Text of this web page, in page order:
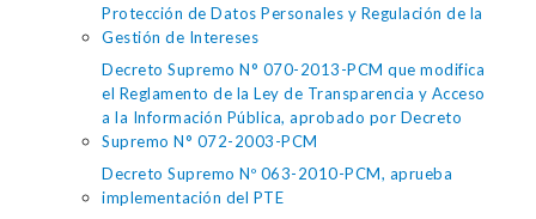
Protección de Datos Personales y Regulación de la
Gestión de Intereses
Decreto Supremo N° 070-2013-PCM que modifica
el Reglamento de la Ley de Transparencia y Acceso
a la Información Pública, aprobado por Decreto
Supremo N° 072-2003-PCM
Decreto Supremo Nº 063-2010-PCM, aprueba
implementación del PTE